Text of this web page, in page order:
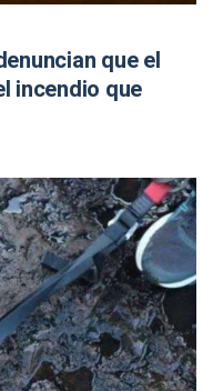
que el
incendio que